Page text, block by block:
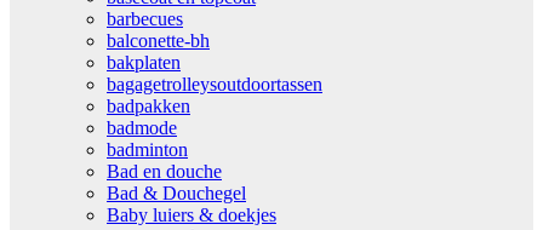
barbecues
balconette-bh
bakplaten
bagagetrolleysoutdoortassen
badpakken
badmode
badminton
Bad en douche
Bad & Douchegel
Baby luiers & doekjes